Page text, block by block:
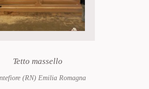
Tetto massello
(RN) Emilia Romagna